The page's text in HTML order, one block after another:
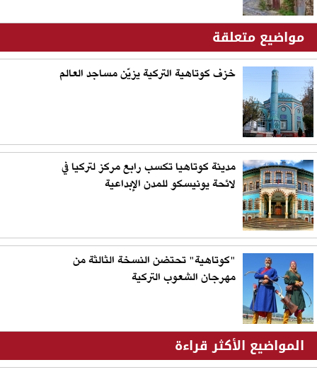
مواضيع متعلقة
خزف كوتاهية التركية يزيّن مساجد العالم
مدينة كوتاهيا تكسب رابع مركز لتركيا في
لائحة يونيسكو للمدن الإبداعية
"كوتاهية" تحتضن النسخة الثالثة من
مهرجان الشعوب التركية
المواضيع الأكثر قراءة